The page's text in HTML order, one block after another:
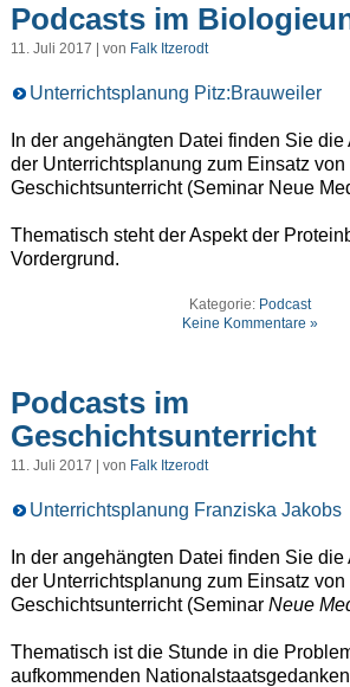
Podcasts im
11. Juli 2017 | von Falk Itzerodt
Unterrichtsplanung Pitz:Brauweiler
In der angehängten Datei finden Sie die
der Unterrichtsplanung zum Einsatz
Geschichtsunterricht (Seminar Neue
Thematisch steht der Aspekt der
Vordergrund.
Kategorie: Podcast
Keine Kommentare »
Podcasts im
Geschichtsunterricht
11. Juli 2017 | von Falk Itzerodt
Unterrichtsplanung Franziska Jakobs
In der angehängten Datei finden Sie die
der Unterrichtsplanung zum Einsatz
Geschichtsunterricht (Seminar Neue
Thematisch ist die Stunde in die
aufkommenden